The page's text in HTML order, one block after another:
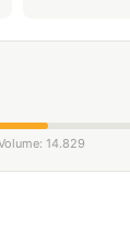
14.829